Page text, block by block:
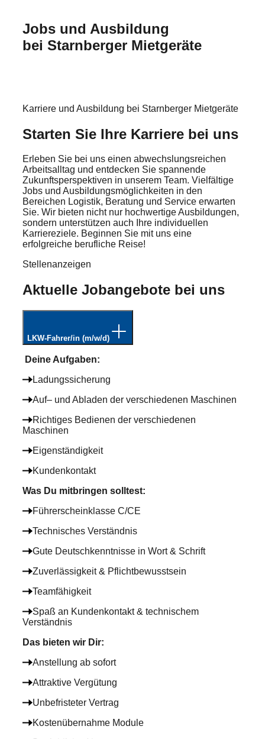
Stapler
Spezialgeräte
IPAF-Schulung
Bedienerschulung Frontstapler
Karriere / Ausbildung
Jobs und Ausbildung
bei Starnberger Mietgeräte
Karriere und Ausbildung bei Starnberger Mietgeräte
Starten Sie Ihre Karriere bei uns
Erleben Sie bei uns einen abwechslungsreichen
Arbeitsalltag und entdecken Sie spannende
Zukunftsperspektiven in unserem Team. Vielfältige
Jobs und Ausbildungsmöglichkeiten in den
Bereichen Logistik, Beratung und Service erwarten
Sie. Wir bieten nicht nur hochwertige Ausbildungen,
sondern unterstützen auch Ihre individuellen
Karriereziele. Beginnen Sie mit uns eine
erfolgreiche berufliche Reise!
Stellenanzeigen
Aktuelle Jobangebote bei uns
LKW-Fahrer/in (m/w/d)
Deine Aufgaben:
Ladungssicherung
Auf– und Abladen der verschiedenen Maschinen
Richtiges Bedienen der verschiedenen
Maschinen
Eigenständigkeit
Kundenkontakt
Was Du mitbringen solltest:
Führerscheinklasse C/CE
Technisches Verständnis
Gute Deutschkenntnisse in Wort & Schrift
Zuverlässigkeit & Pflichtbewusstsein
Teamfähigkeit
Spaß an Kundenkontakt & technischem
Verständnis
Das bieten wir Dir:
Anstellung ab sofort
Attraktive Vergütung
Unbefristeter Vertrag
Kostenübernahme Module